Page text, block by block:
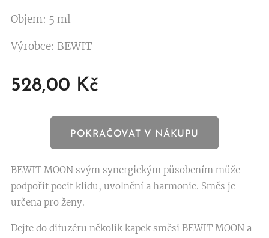
Objem: 5 ml
Výrobce: BEWIT
528,00 Kč
POKRAČOVAT V NÁKUPU
BEWIT MOON svým synergickým působením může
podpořit pocit klidu, uvolnění a harmonie. Směs je
určena pro ženy.
Dejte do difuzéru několik kapek směsi BEWIT MOON a